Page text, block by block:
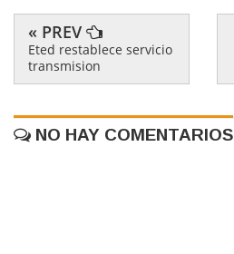
« PREV
Eted restablece servicio
transmision
NO HAY COMENTARIOS